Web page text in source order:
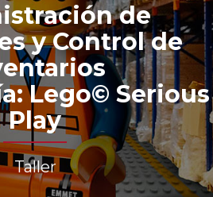
de
y Control de
Lego© Serious
Play
Taller